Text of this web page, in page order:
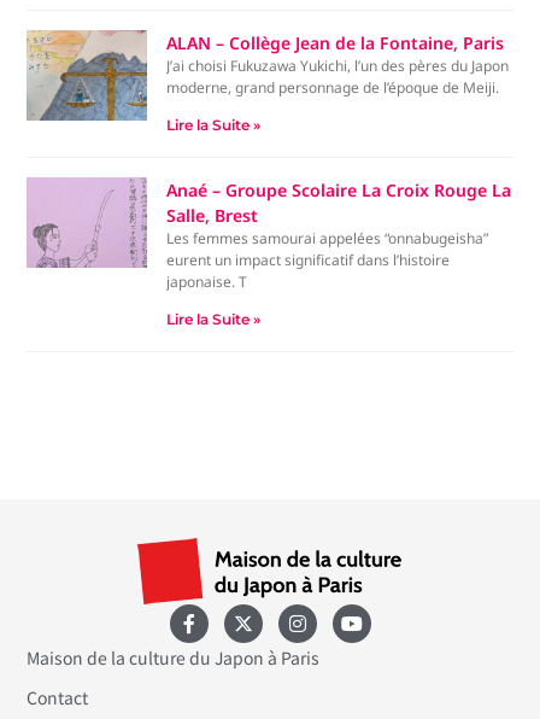
ALAN – Collège Jean de la Fontaine, Paris
J’ai choisi Fukuzawa Yukichi, l’un des pères du Japon
moderne, grand personnage de l’époque de Meiji.
Lire la Suite »
Anaé – Groupe Scolaire La Croix Rouge La
Salle, Brest
Les femmes samourai appelées “onnabugeisha”
eurent un impact significatif dans l’histoire
japonaise. T
Lire la Suite »
Maison de la culture du Japon à Paris
Contact